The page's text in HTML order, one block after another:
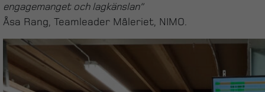
engagemanget och lagkänslan”
Åsa Rang, Teamleader Måleriet, NIMO.